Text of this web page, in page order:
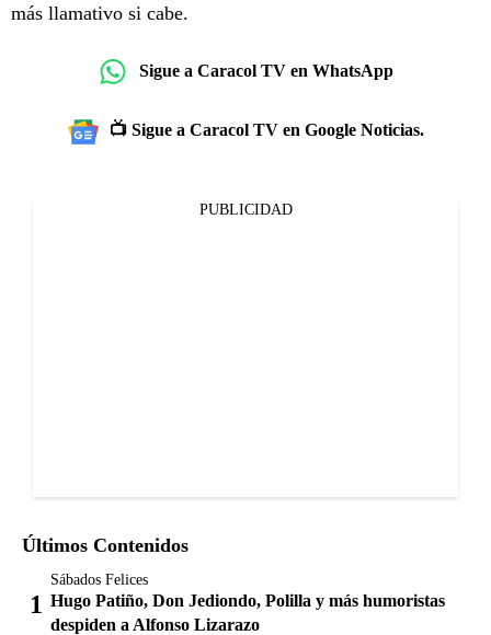
más llamativo si cabe.
Sigue a Caracol TV en WhatsApp
📺 Sigue a Caracol TV en Google Noticias.
PUBLICIDAD
Últimos Contenidos
Sábados Felices
Hugo Patiño, Don Jediondo, Polilla y más humoristas
despiden a Alfonso Lizarazo